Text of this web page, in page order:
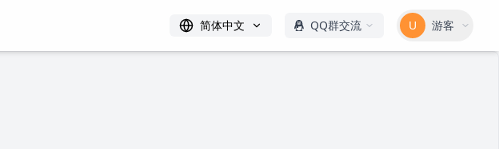
简体中文 QQ群交流 U 游客